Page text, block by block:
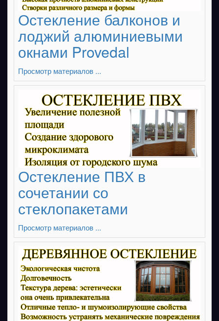
Остекление балконов и
лоджий алюминиевыми
окнами Provedal
Просмотр материалов ...
Остекление ПВХ в
сочетании со
стеклопакетами
Просмотр материалов ...